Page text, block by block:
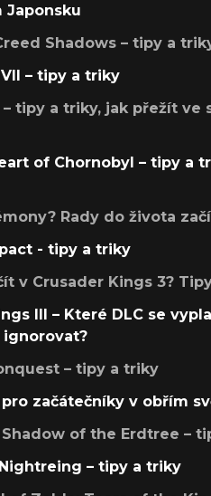
Japonsku
Shadows – tipy a
– tipy a triky
– tipy a triky, jak přežít ve
of Chornobyl – tipy a
Rady do života
- tipy a triky
v Crusader Kings 3?
III – Které DLC se
– tipy a triky
začátečníky v obřím
Shadow of the Erdtree –
– tipy a triky